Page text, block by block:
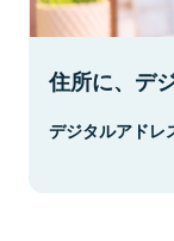
住所に、デ
デジタルアドレ